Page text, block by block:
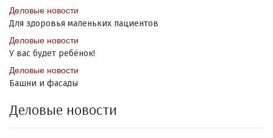
Деловые новости
Для здоровья маленьких пациентов
Деловые новости
У вас будет ребёнок!
Деловые новости
Башни и фасады
Деловые новости